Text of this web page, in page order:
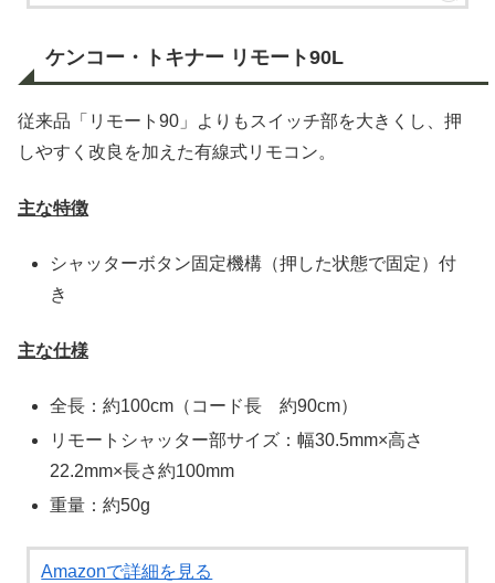
ケンコー・トキナー リモート90L
従来品「リモート90」よりもスイッチ部を大きくし、押
しやすく改良を加えた有線式リモコン。
主な特徴
シャッターボタン固定機構（押した状態で固定）付
き
主な仕様
全長：約100cm（コード長 約90cm）
リモートシャッター部サイズ：幅30.5mm×高さ
22.2mm×長さ約100mm
重量：約50g
Amazonで詳細を見る